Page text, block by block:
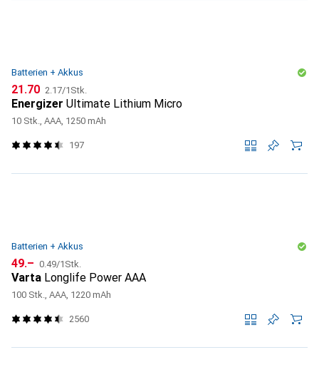
Batterien + Akkus
CHF
21.70 CHF
2.17/1Stk.
Energizer Ultimate Lithium Micro
10 Stk., AAA, 1250 mAh
197
Batterien + Akkus
CHF
49.– CHF
0.49/1Stk.
Varta Longlife Power AAA
100 Stk., AAA, 1220 mAh
2560